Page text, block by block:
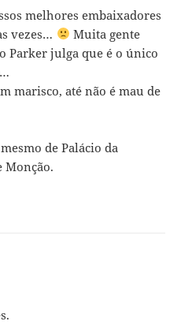
melhores embaixadores
vezes…
Muita gente
Parker julga que é o único
marisco, até não é mau de
de Palácio da
Monção.